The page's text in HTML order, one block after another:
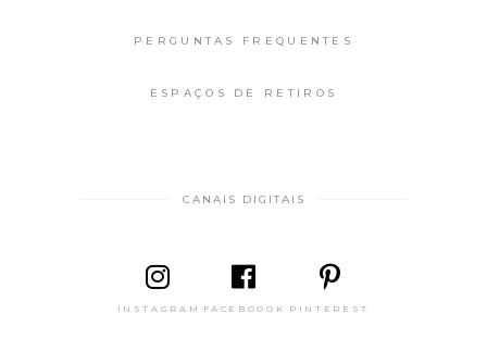
PERGUNTAS FREQUENTES
ESPAÇOS DE RETIROS
CANAIS DIGITAIS
INSTAGRAM FACEBOOOK PINTEREST